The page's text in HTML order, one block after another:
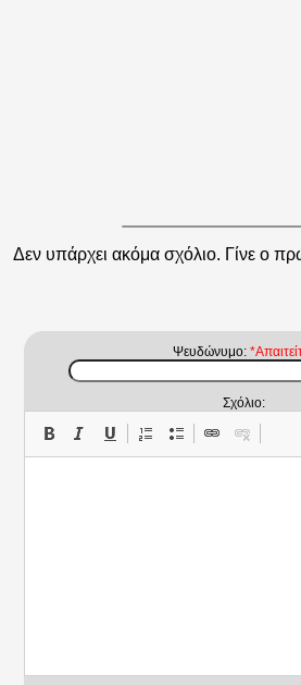
Δεν υπάρχει ακόμα σχόλιο. Γίνε ο
Ψευδώνυμο:
Σχόλιο: